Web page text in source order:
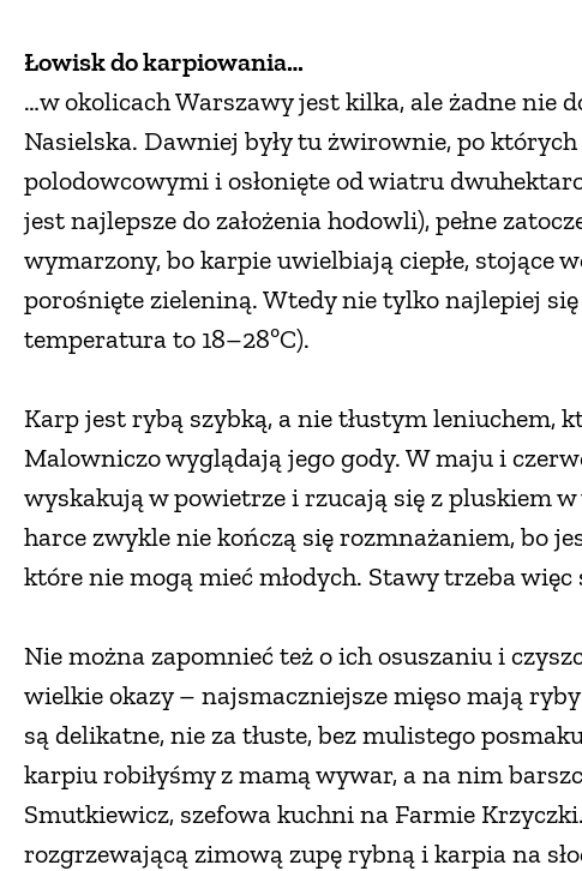
Łowisk do karpiowania…
…w okolicach Warszawy jest kilka, ale żadne nie
Nasielska. Dawniej były tu żwirownie, po
polodowcowymi i osłonięte od wiatru
jest najlepsze do założenia hodowli), pełne
wymarzony, bo karpie uwielbiają ciepłe, stojące
porośnięte zieleniną. Wtedy nie tylko najlepiej
temperatura to 18–28ºC).
Karp jest rybą szybką, a nie tłustym leniuchem,
Malowniczo wyglądają jego gody. W maju i
wyskakują w powietrze i rzucają się z pluskiem
harce zwykle nie kończą się rozmnażaniem, bo
które nie mogą mieć młodych. Stawy trzeba
Nie można zapomnieć też o ich osuszaniu i
wielkie okazy – najsmaczniejsze mięso mają
są delikatne, nie za tłuste, bez mulistego
karpiu robiłyśmy z mamą wywar, a na nim
Smutkiewicz, szefowa kuchni na Farmie
rozgrzewającą zimową zupę rybną i karpia na